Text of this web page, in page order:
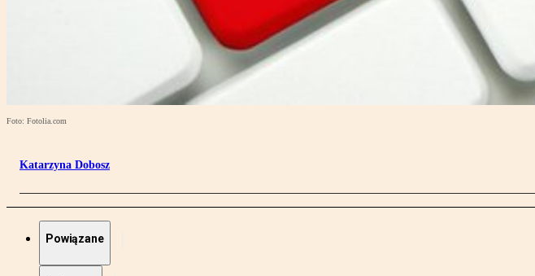
Foto: Fotolia.com
Katarzyna Dobosz
Powiązane